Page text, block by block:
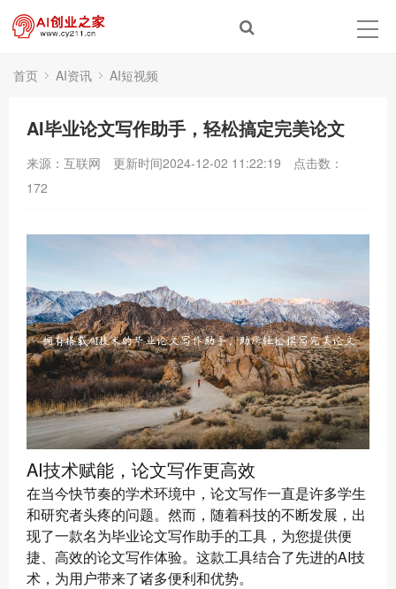
首页 AI资讯 AI短视频
AI毕业论文写作助手，轻松搞定完美论文
来源：互联网 更新时间2024-12-02 11:22:19
点击数：
172
AI技术赋能，论文写作更高效
在当今快节奏的学术环境中，论文写作一直是许多学生
和研究者头疼的问题。然而，随着科技的不断发展，出
现了一款名为毕业论文写作助手的工具，为您提供便
捷、高效的论文写作体验。这款工具结合了先进的AI技
术，为用户带来了诸多便利和优势。